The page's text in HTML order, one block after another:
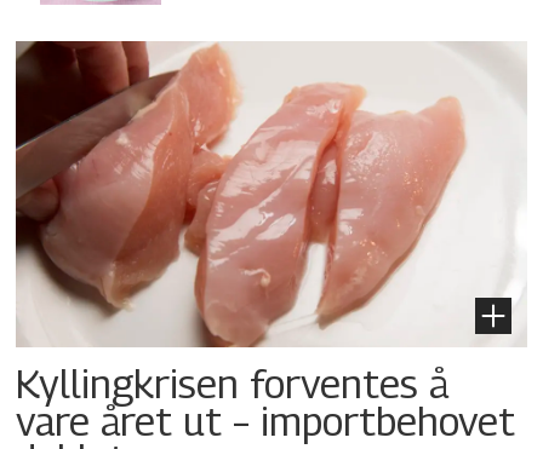
Kyllingkrisen forventes å
vare året ut – importbehovet